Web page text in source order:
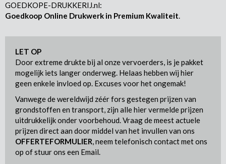
GOEDKOPE-DRUKKERIJ.nl:
Goedkoop Online Drukwerk in Premium Kwaliteit.
LET OP
Door extreme drukte bij al onze vervoerders, is je pakket
mogelijk iets langer onderweg. Helaas hebben wij hier
geen enkele invloed op. Excuses voor het ongemak!
Vanwege de wereldwijd zéér fors gestegen prijzen van
grondstoffen en transport, zijn alle hier vermelde prijzen
uitdrukkelijk onder voorbehoud. Vraag de meest actuele
prijzen direct aan door middel van het invullen van ons
OFFERTEFORMULIER, neem telefonisch contact met ons
op of stuur ons een Email.